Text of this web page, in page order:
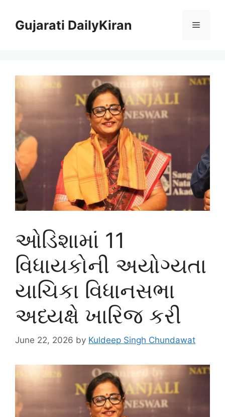
contentGujarati DailyKiran Menu
ઓડિશામાં 11
વિધાયકોની અયોગ્યતા
યાચિકા વિધાનસભા
અધ્યક્ષે ખારિજ કરી
June 22, 2026 by Kuldeep Singh Chundawat